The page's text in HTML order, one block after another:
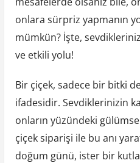
onlara sürpriz yapmanın
mümkün? İşte,
ve etkili yolu!
Bir çiçek, sadece bir bitki
ifadesidir. Sevdiklerinizin
onların yüzündeki
çiçek siparişi ile bu anı
doğum günü, ister bir